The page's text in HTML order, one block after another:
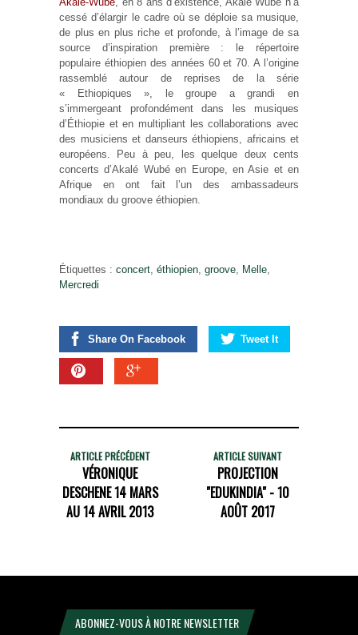
cessé d’élargir le cadre où se déploie sa musique,
de plus en plus riche et profonde, à l’image de sa
source d’inspiration première : le répertoire
populaire éthiopien des années 60 et 70. A l’origine
rassemblé autour de reprises de la série
« Ethiopiques », le groupe a grandi en
s’immergeant profondément dans les musiques
d’Éthiopie et en multipliant les collaborations avec
des musiciens et danseurs éthiopiens, africains et
européens. Peu à peu, les quelque deux cents
concerts d’Akalé Wubé en Europe, en Asie et en
Afrique en ont fait l’un des ambassadeurs
mondiaux du groove éthiopien.
Étiquettes : concert éthiopien groove Melle
Mercredi
Share On Facebook Tweet It
ARTICLE PRÉCÉDENT
VÉRONIQUE
DESCHENE 14 MARS
AU 14 AVRIL 2013
ARTICLE SUIVANT
PROJECTION
"EDUKINDIA" - 10
AOÛT 2017
ABONNEZ-VOUS À NOTRE NEWSLETTER